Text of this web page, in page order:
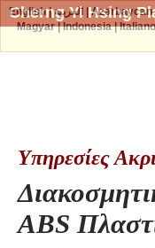
Cherng Yi Hsing
Υπηρεσίες
ABS
English|العربية |Azərbaycan
Magyar|Indonesia|Italiano